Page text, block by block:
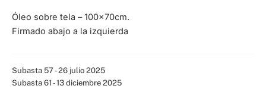
Óleo sobre tela – 100x70cm.
Firmado abajo a la izquierda
Subasta 57 - 26 julio 2025
Subasta 61 - 13 diciembre 2025